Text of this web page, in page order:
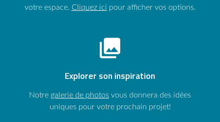
votre espace. Cliquez ici pour afficher vos options.
photo_library
Explorer son inspiration
Notre galerie de photos vous donnera des idées
uniques pour votre prochain projet!